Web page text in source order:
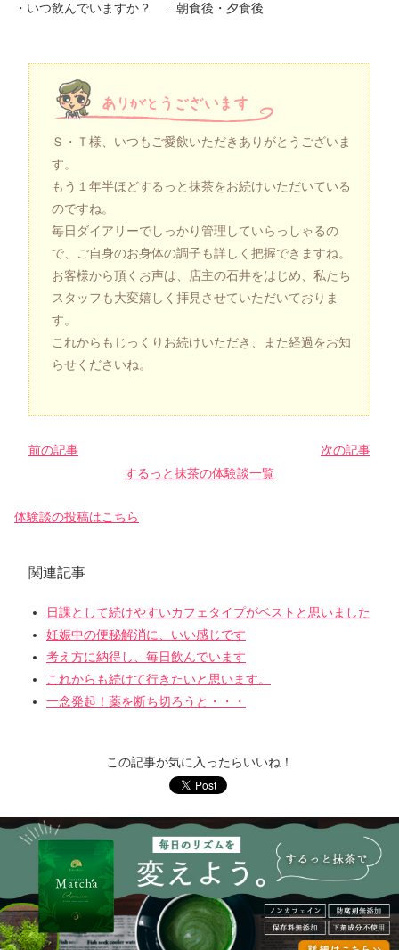
・いつ飲んでいますか？ …朝食後・夕食後
Ｓ・Ｔ様、いつもご愛飲いただきありがとうございま
す。
もう１年半ほどするっと抹茶をお続けいただいている
のですね。
毎日ダイアリーでしっかり管理していらっしゃるの
で、ご自身のお身体の調子も詳しく把握できますね。
お客様から頂くお声は、店主の石井をはじめ、私たち
スタッフも大変嬉しく拝見させていただいておりま
す。
これからもじっくりお続けいただき、また経過をお知
らせくださいね。
前の記事
次の記事
するっと抹茶の体験談一覧
体験談の投稿はこちら
関連記事
日課として続けやすいカフェタイプがベストと思いました
妊娠中の便秘解消に、いい感じです
考え方に納得し、毎日飲んでいます
これからも続けて行きたいと思います。
一念発起！薬を断ち切ろうと・・・